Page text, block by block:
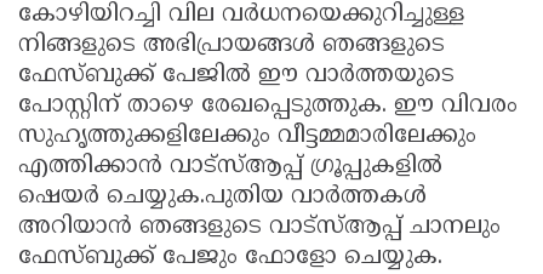
കോഴിയിറച്ചി വില വർധനയെക്കുറിച്ചുള്ള
നിങ്ങളുടെ അഭിപ്രായങ്ങൾ ഞങ്ങളുടെ
ഫേസ്ബുക്ക് പേജിൽ ഈ വാർത്തയുടെ
പോസ്റ്റിന് താഴെ രേഖപ്പെടുത്തുക. ഈ വിവരം
സുഹൃത്തുക്കളിലേക്കും വീട്ടമ്മമാരിലേക്കും
എത്തിക്കാൻ വാട്സ്ആപ്പ് ഗ്രൂപ്പുകളിൽ
ഷെയർ ചെയ്യുക.പുതിയ വാർത്തകൾ
അറിയാൻ ഞങ്ങളുടെ വാട്സ്ആപ്പ് ചാനലും
ഫേസ്ബുക്ക് പേജും ഫോളോ ചെയ്യുക.